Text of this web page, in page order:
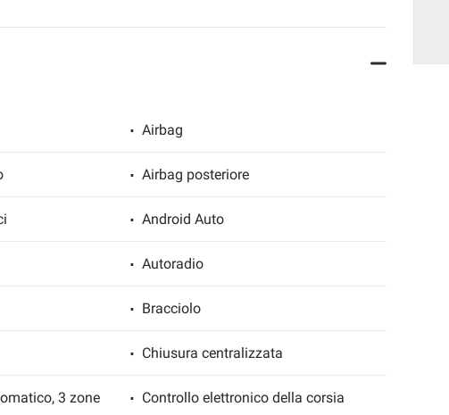
Airbag
Airbag posteriore
Android Auto
Autoradio
Bracciolo
Chiusura centralizzata
3 zone Controllo elettronico della corsia